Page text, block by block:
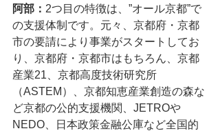
阿部： 2つ目の特徴は、”オール京都”で
の支援体制です。元々、京都府・京都
市の要請により事業がスタートしてお
り、京都府・京都市はもちろん、京都
産業21、京都高度技術研究所
（ASTEM）、京都知恵産業創造の森な
ど京都の公的支援機関、JETROや
NEDO、日本政策金融公庫など全国的